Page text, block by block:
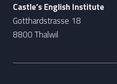
Castle’s English Institute
Gotthardstrasse 18
8800 Thalwil